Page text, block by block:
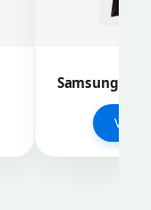
Samsung
Vedi